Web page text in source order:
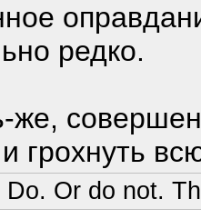
редко.
же,
грохнуть
Or do not.